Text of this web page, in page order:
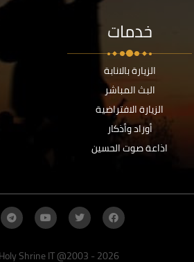
خدمات
الزيارة بالانابة
البث المباشر
الزيارة الافتراضية
أوراد وأذكار
اذاعة صوت الحسين
Shrine IT @2003 - 2026